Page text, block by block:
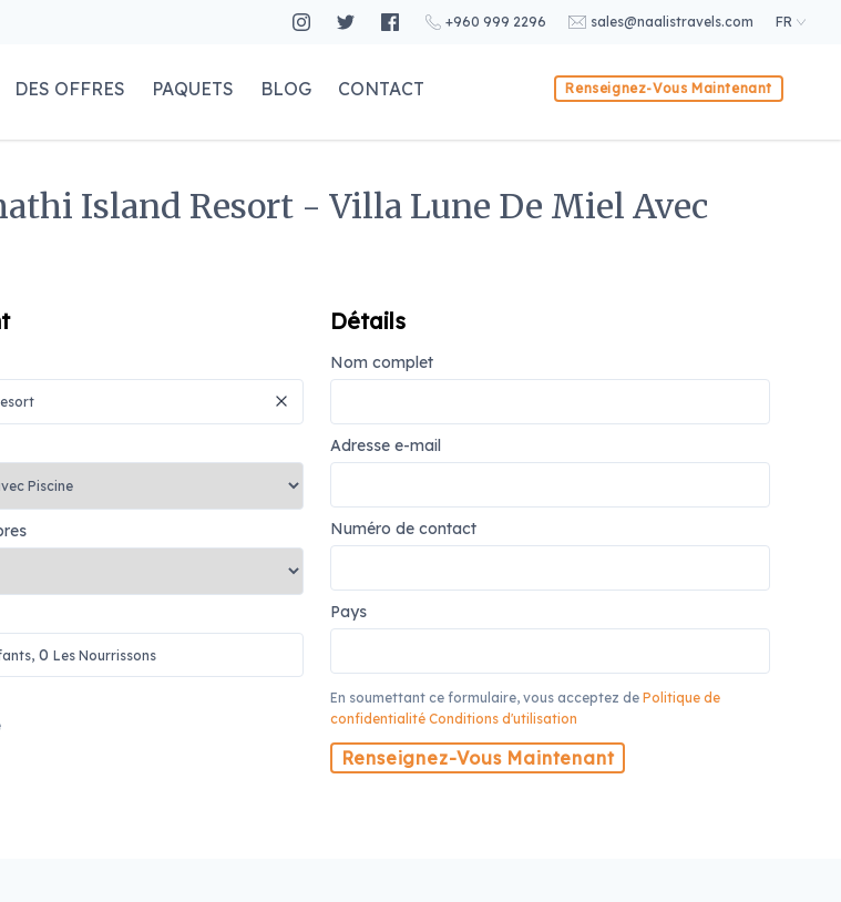
+960 999 2296 sales@naalistravels.com FR
DES OFFRES PAQUETS BLOG CONTACT Renseignez-Vous Maintenant
Island Resort - Villa Lune De Miel Avec
0 Les Nourrissons
Détails
Nom complet
Adresse e-mail
Numéro de contact
Pays
En soumettant ce formulaire, vous acceptez de Politique de
confidentialité Conditions d'utilisation
Renseignez-Vous Maintenant